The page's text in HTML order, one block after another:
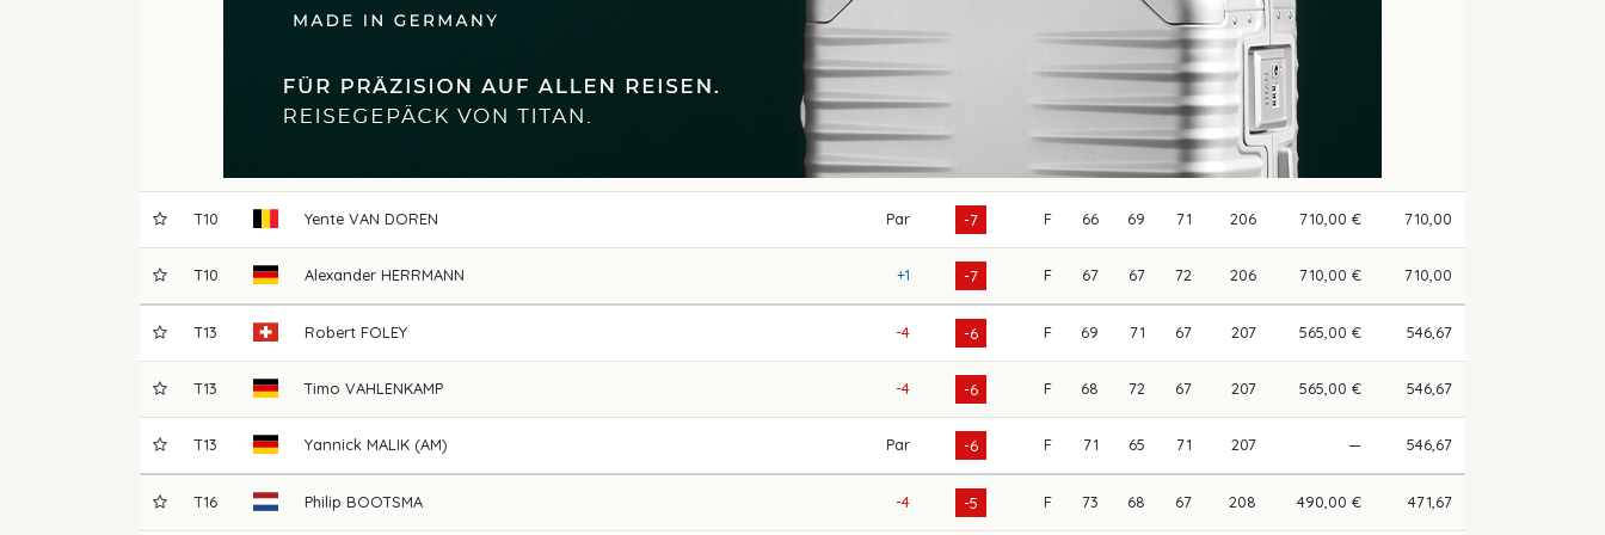
T10 Yente VAN DOREN Par -7 F 66 69 71 206 710,00 € 710,00
T10 Alexander HERRMANN +1 -7 F 67 67 72 206 710,00 € 710,00
T13 Robert FOLEY -4 -6 F 69 71 67 207 565,00 € 546,67
T13 Timo VAHLENKAMP -4 -6 F 68 72 67 207 565,00 € 546,67
T13 Yannick MALIK (AM) Par -6 F 71 65 71 207 — 546,67
T16 Philip BOOTSMA -4 -5 F 73 68 67 208 490,00 € 471,67